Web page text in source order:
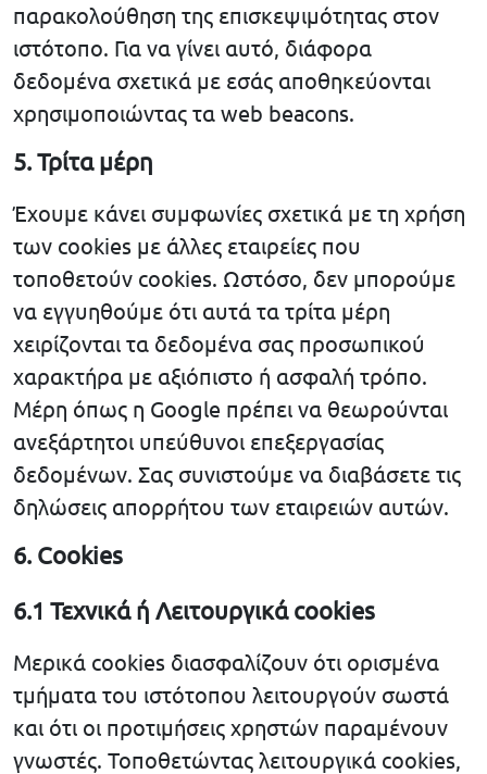
παρακολούθηση της επισκεψιμότητας στον
ιστότοπο. Για να γίνει αυτό, διάφορα
δεδομένα σχετικά με εσάς αποθηκεύονται
χρησιμοποιώντας τα web beacons.
5. Τρίτα μέρη
Έχουμε κάνει συμφωνίες σχετικά με τη χρήση
των cookies με άλλες εταιρείες που
τοποθετούν cookies. Ωστόσο, δεν μπορούμε
να εγγυηθούμε ότι αυτά τα τρίτα μέρη
χειρίζονται τα δεδομένα σας προσωπικού
χαρακτήρα με αξιόπιστο ή ασφαλή τρόπο.
Μέρη όπως η Google πρέπει να θεωρούνται
ανεξάρτητοι υπεύθυνοι επεξεργασίας
δεδομένων. Σας συνιστούμε να διαβάσετε τις
δηλώσεις απορρήτου των εταιρειών αυτών.
6. Cookies
6.1 Τεχνικά ή Λειτουργικά cookies
Μερικά cookies διασφαλίζουν ότι ορισμένα
τμήματα του ιστότοπου λειτουργούν σωστά
και ότι οι προτιμήσεις χρηστών παραμένουν
γνωστές. Τοποθετώντας λειτουργικά cookies,